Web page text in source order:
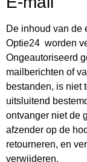
De inhoud van de
Optie24 worden
Ongeautoriseerd
mailberichten of
bestanden, is niet
uitsluitend
ontvanger niet de
afzender op de
retourneren, en
verwijderen.